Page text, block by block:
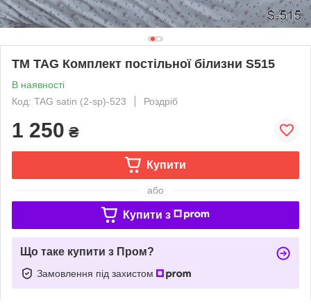
ТМ TAG Комплект постільної білизни S515
В наявності
Код: TAG satin (2-sp)-523
Роздріб
1 250 ₴
Купити
або
Купити з
Що таке купити з Пром?
Замовлення під захистом